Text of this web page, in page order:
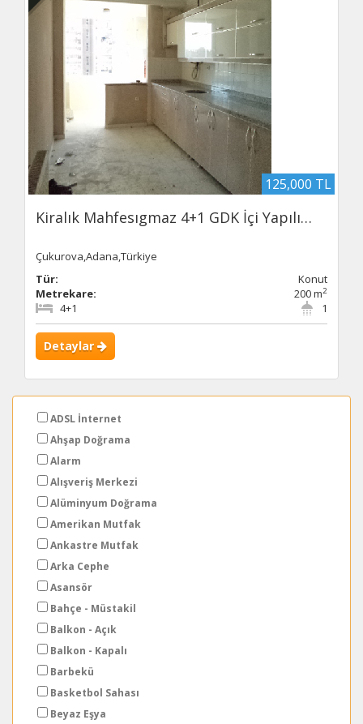
125,000 TL
Kiralık Mahfesıgmaz 4+1 GDK İçi Yapılı…
Çukurova,Adana,Türkiye
Tür:
Konut
Metrekare:
200 m2
1
4+1
Detaylar
ADSL İnternet
Ahşap Doğrama
Alarm
Alışveriş Merkezi
Alüminyum Doğrama
Amerikan Mutfak
Ankastre Mutfak
Arka Cephe
Asansör
Bahçe - Müstakil
Balkon - Açık
Balkon - Kapalı
Barbekü
Basketbol Sahası
Beyaz Eşya